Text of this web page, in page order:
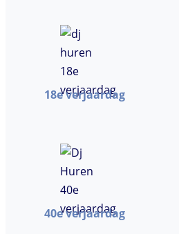
18e verjaardag
40e verjaardag